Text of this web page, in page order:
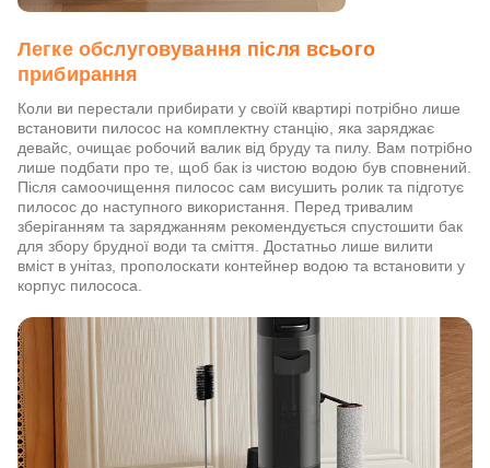
Легке обслуговування після всього
прибирання
Коли ви перестали прибирати у своїй квартирі потрібно лише
встановити пилосос на комплектну станцію, яка заряджає
девайс, очищає робочий валик від бруду та пилу. Вам потрібно
лише подбати про те, щоб бак із чистою водою був сповнений.
Після самоочищення пилосос сам висушить ролик та підготує
пилосос до наступного використання. Перед тривалим
зберіганням та заряджанням рекомендується спустошити бак
для збору брудної води та сміття. Достатньо лише вилити
вміст в унітаз, прополоскати контейнер водою та встановити у
корпус пилососа.